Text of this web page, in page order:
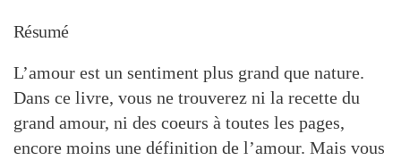
Résumé
L’amour est un sentiment plus grand que nature.
Dans ce livre, vous ne trouverez ni la recette du
grand amour, ni des coeurs à toutes les pages,
encore moins une définition de l’amour. Mais vous